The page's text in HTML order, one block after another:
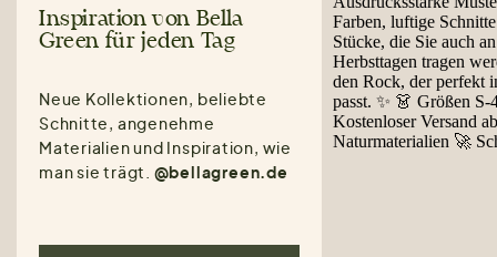
Inspiration von Bella
Green für jeden Tag
Neue Kollektionen, beliebte
Schnitte, angenehme
Materialien und Inspiration, wie
man sie trägt. @bellagreen.de